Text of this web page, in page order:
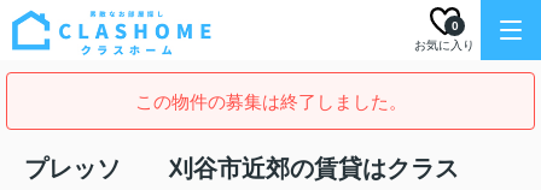
お気に入り
0
この物件の募集は終了しました。
プレッソ 刈谷市近郊の賃貸はクラス